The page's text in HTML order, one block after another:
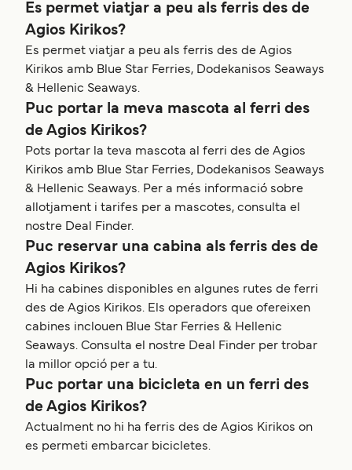
Es permet viatjar a peu als ferris des de
Agios Kirikos?
Es permet viatjar a peu als ferris des de Agios
Kirikos amb Blue Star Ferries, Dodekanisos Seaways
& Hellenic Seaways.
Puc portar la meva mascota al ferri des
de Agios Kirikos?
Pots portar la teva mascota al ferri des de Agios
Kirikos amb Blue Star Ferries, Dodekanisos Seaways
& Hellenic Seaways. Per a més informació sobre
allotjament i tarifes per a mascotes, consulta el
nostre Deal Finder.
Puc reservar una cabina als ferris des de
Agios Kirikos?
Hi ha cabines disponibles en algunes rutes de ferri
des de Agios Kirikos. Els operadors que ofereixen
cabines inclouen Blue Star Ferries & Hellenic
Seaways. Consulta el nostre Deal Finder per trobar
la millor opció per a tu.
Puc portar una bicicleta en un ferri des
de Agios Kirikos?
Actualment no hi ha ferris des de Agios Kirikos on
es permeti embarcar bicicletes.